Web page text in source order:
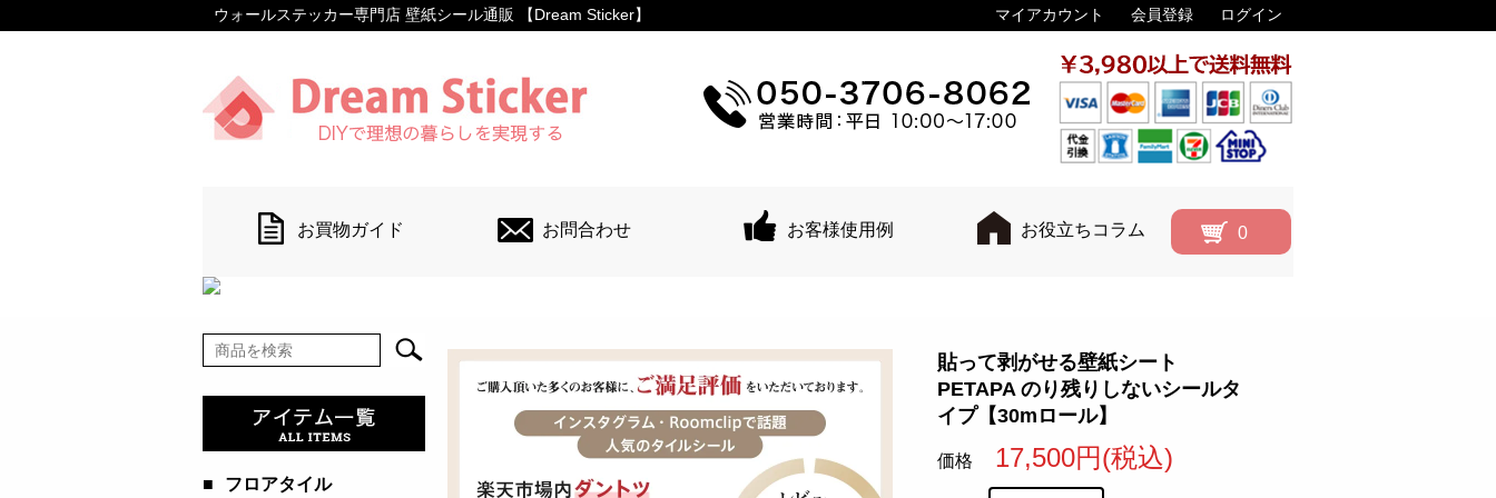
ウォールステッカー専門店 壁紙シール通販 【Dream Sticker】 マイアカウント 会員登録 ログイン
お買物ガイド お問合わせ お客様使用例 お役立ちコラム 0
■ フロアタイル
貼って剥がせる壁紙シート
PETAPA のり残りしないシールタ
イプ【30mロール】
価格 17,500円(税込)